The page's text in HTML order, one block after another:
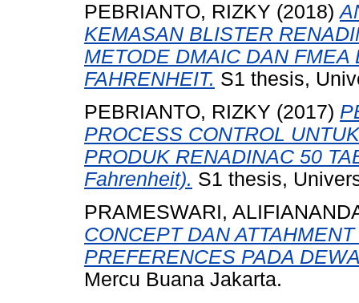
PEBRIANTO, RIZKY (2018)
KEMASAN BLISTER
METODE DMAIC DAN FMEA
FAHRENHEIT. S1 thesis,
PEBRIANTO, RIZKY (2017)
PROCESS CONTROL
PRODUK RENADINAC 50
Fahrenheit). S1 thesis,
PRAMESWARI,
CONCEPT DAN
PREFERENCES PADA
Mercu Buana Jakarta.